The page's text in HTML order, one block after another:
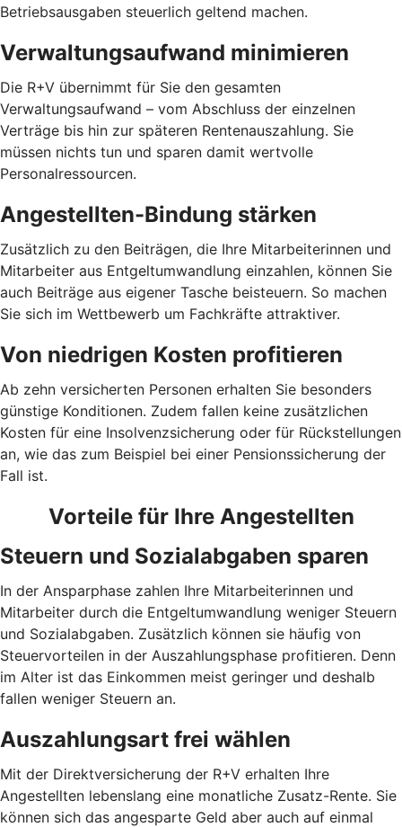
Betriebsausgaben steuerlich geltend machen.
Verwaltungsaufwand minimieren
Die R+V übernimmt für Sie den gesamten
Verwaltungsaufwand – vom Abschluss der einzelnen
Verträge bis hin zur späteren Rentenauszahlung. Sie
müssen nichts tun und sparen damit wertvolle
Personalressourcen.
Angestellten-Bindung stärken
Zusätzlich zu den Beiträgen, die Ihre Mitarbeiterinnen und
Mitarbeiter aus Entgeltumwandlung einzahlen, können Sie
auch Beiträge aus eigener Tasche beisteuern. So machen
Sie sich im Wettbewerb um Fachkräfte attraktiver.
Von niedrigen Kosten profitieren
Ab zehn versicherten Personen erhalten Sie besonders
günstige Konditionen. Zudem fallen keine zusätzlichen
Kosten für eine Insolvenzsicherung oder für Rückstellungen
an, wie das zum Beispiel bei einer Pensionssicherung der
Fall ist.
Vorteile für Ihre Angestellten
Steuern und Sozialabgaben sparen
In der Ansparphase zahlen Ihre Mitarbeiterinnen und
Mitarbeiter durch die Entgeltumwandlung weniger Steuern
und Sozialabgaben. Zusätzlich können sie häufig von
Steuervorteilen in der Auszahlungsphase profitieren. Denn
im Alter ist das Einkommen meist geringer und deshalb
fallen weniger Steuern an.
Auszahlungsart frei wählen
Mit der Direktversicherung der R+V erhalten Ihre
Angestellten lebenslang eine monatliche Zusatz-Rente. Sie
können sich das angesparte Geld aber auch auf einmal